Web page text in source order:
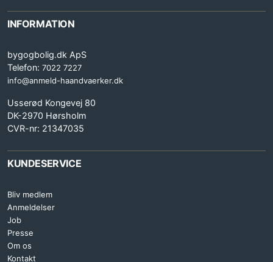
INFORMATION
bygogbolig.dk ApS
Telefon: 7022 7227
info@anmeld-haandvaerker.dk
Usserød Kongevej 80
DK-2970 Hørsholm
CVR-nr: 21347035
KUNDESERVICE
Bliv medlem
Anmeldelser
Job
Presse
Om os
Kontakt